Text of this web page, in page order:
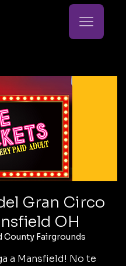
Gran Circo
OH
County Fairgrounds
a Mansfield! No te